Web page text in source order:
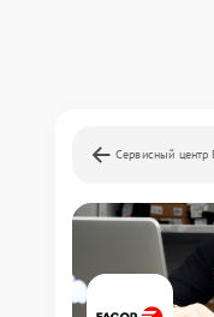
Сервисный центр